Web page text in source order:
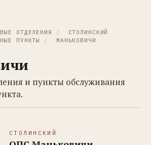
ОТДЕЛЕНИЯ /
СТОЛИНСКИЙ
ПУНКТЫ / МАНЬКОВИЧИ
и пункты обслуживания
СТОЛИНСКИЙ